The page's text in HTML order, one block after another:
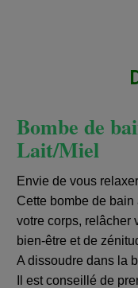
Bombe de
Lait/Miel
Envie de vous
Cette bombe de
votre corps, relâcher
bien-être et de
A dissoudre dans la
Il est conseillé de